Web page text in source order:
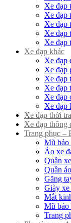
Xe đạp
Xe đạp
Xe đạp
Xe đạp
Xe đạp
Xe đạp khác
Xe đạp
Xe đạp
Xe đạp
Xe đạp
Xe đạp
Xe đạp
Xe đạp thời
Xe đạp thông
Trang phục –
Mũ bảo
Áo xe
Quần
Quần
Găng
Giày xe
Mắt
Mũ bảo
Trang